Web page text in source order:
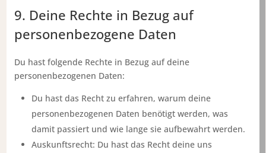
9. Deine Rechte in Bezug auf
personenbezogene Daten
Du hast folgende Rechte in Bezug auf deine
personenbezogenen Daten:
Du hast das Recht zu erfahren, warum deine
personenbezogenen Daten benötigt werden, was
damit passiert und wie lange sie aufbewahrt werden.
Auskunftsrecht: Du hast das Recht deine uns